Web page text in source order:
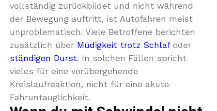
vollständig zurückbildet und nicht während
der Bewegung auftritt, ist Autofahren meist
unproblematisch. Viele Betroffene berichten
zusätzlich über Müdigkeit trotz Schlafoder
ständigen Durst. In solchen Fällen spricht
vieles für eine vorübergehende
Kreislaufreaktion, nicht für eine akute
Fahruntauglichkeit.